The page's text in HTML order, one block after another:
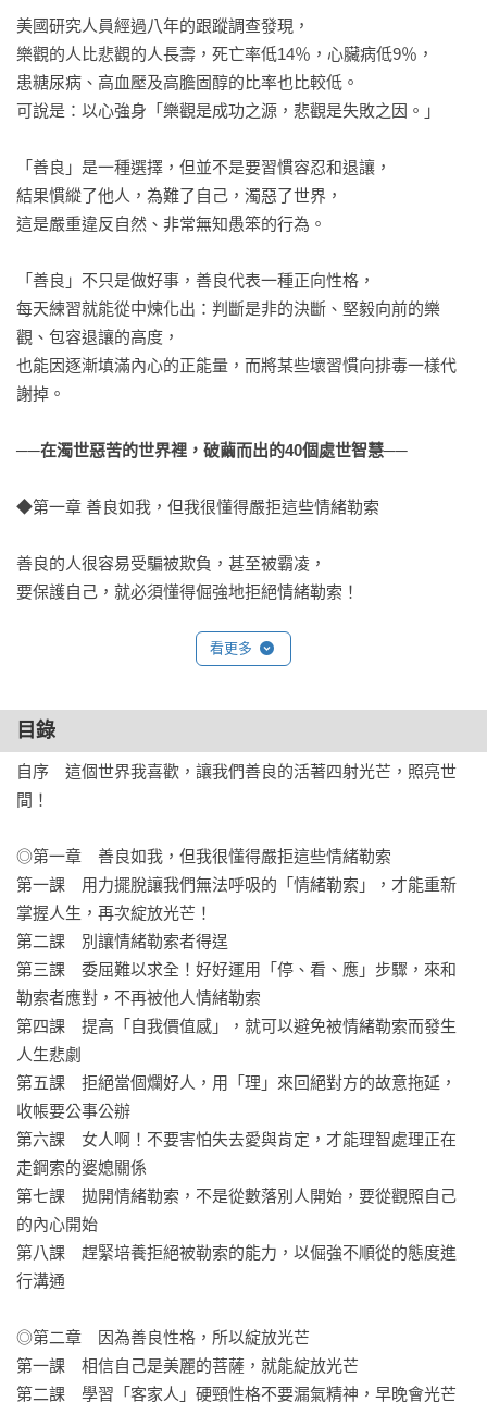
美國研究人員經過八年的跟蹤調查發現，
樂觀的人比悲觀的人長壽，死亡率低14％，心臟病低9％，
患糖尿病、高血壓及高膽固醇的比率也比較低。
可說是：以心強身「樂觀是成功之源，悲觀是失敗之因。」
「善良」是一種選擇，但並不是要習慣容忍和退讓，
結果慣縱了他人，為難了自己，濁惡了世界，
這是嚴重違反自然、非常無知愚笨的行為。
「善良」不只是做好事，善良代表一種正向性格，
每天練習就能從中煉化出：判斷是非的決斷、堅毅向前的樂
觀、包容退讓的高度，
也能因逐漸填滿內心的正能量，而將某些壞習慣向排毒一樣代
謝掉。
──在濁世惡苦的世界裡，破繭而出的40個處世智慧──
◆第一章 善良如我，但我很懂得嚴拒這些情緒勒索
善良的人很容易受騙被欺負，甚至被霸凌，
要保護自己，就必須懂得倔強地拒絕情緒勒索！
◆第二章 因為善良性格，所以綻放光芒
久於堅忍，終於與時俱進。
◆第三章 我很善良，也要雕塑更多正能量的性格
在華麗的起航前，每個人一定要具備更多正能量的性格
指導你在事業、金錢、家庭愛情等方面做足準備，再度騰飛。
◆第四章 唯有將野蠻性格斷捨離，才能好好的大放光芒!
有這幾種爛個性，能力再強都沒用，
人生注定是灰白的！
【光芒推薦】
林偉賢（實踐家教育集團董事長）
黃志卿（慈恩扶輪社前社長）
萬誠（企業風雲會創會長）
鍾婷（中華自媒體暨部落客協會創會長）
劉邦寧（中華企業經營管理顧問協會理事長）
看更多
目錄
自序　這個世界我喜歡，讓我們善良的活著四射光芒，照亮世
間！
◎第一章　善良如我，但我很懂得嚴拒這些情緒勒索
第一課　用力擺脫讓我們無法呼吸的「情緒勒索」，才能重新
掌握人生，再次綻放光芒！
第二課　別讓情緒勒索者得逞
第三課　委屈難以求全！好好運用「停、看、應」步驟，來和
勒索者應對，不再被他人情緒勒索
第四課　提高「自我價值感」，就可以避免被情緒勒索而發生
人生悲劇
第五課　拒絕當個爛好人，用「理」來回絕對方的故意拖延，
收帳要公事公辦
第六課　女人啊！不要害怕失去愛與肯定，才能理智處理正在
走鋼索的婆媳關係
第七課　拋開情緒勒索，不是從數落別人開始，要從觀照自己
的內心開始
第八課　趕緊培養拒絕被勒索的能力，以倔強不順從的態度進
行溝通
◎第二章　因為善良性格，所以綻放光芒
第一課　相信自己是美麗的菩薩，就能綻放光芒
第二課　學習「客家人」硬頸性格不要漏氣精神，早晚會光芒